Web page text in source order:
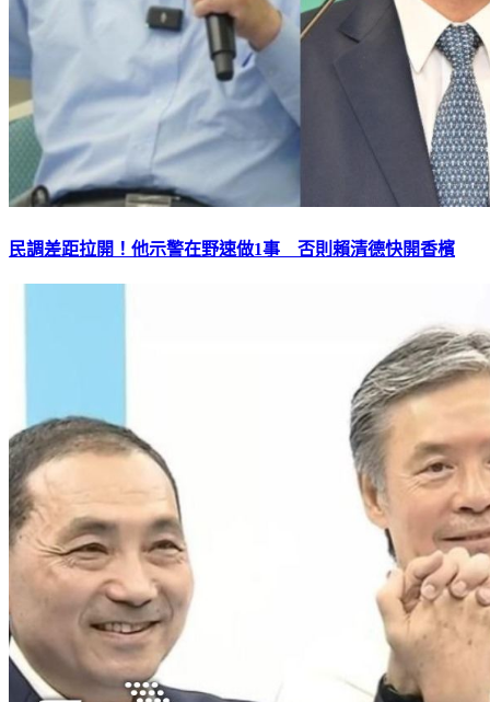
民調差距拉開！他示警在野速做1事 否則賴清德快開香檳